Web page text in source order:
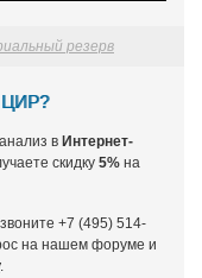
резерв
ЦИР?
в Интернет-
скидку 5% на
+7 (495) 514-
на нашем форуме и
.